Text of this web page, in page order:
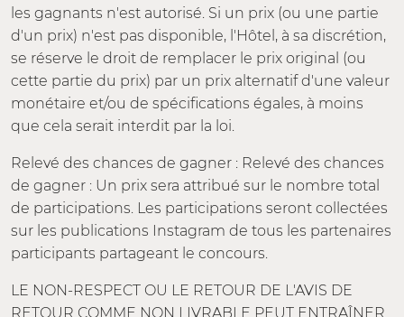
les gagnants n'est autorisé. Si un prix (ou une partie
d'un prix) n'est pas disponible, l'Hôtel, à sa discrétion,
se réserve le droit de remplacer le prix original (ou
cette partie du prix) par un prix alternatif d'une valeur
monétaire et/ou de spécifications égales, à moins
que cela serait interdit par la loi.
Relevé des chances de gagner : Relevé des chances
de gagner : Un prix sera attribué sur le nombre total
de participations. Les participations seront collectées
sur les publications Instagram de tous les partenaires
participants partageant le concours.
LE NON-RESPECT OU LE RETOUR DE L'AVIS DE
RETOUR COMME NON LIVRABLE PEUT ENTRAÎNER